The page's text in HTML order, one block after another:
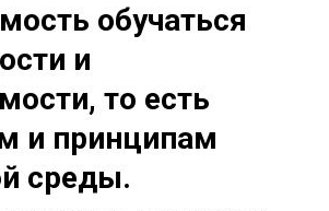
обучаться
и
то есть
и принципам
среды.